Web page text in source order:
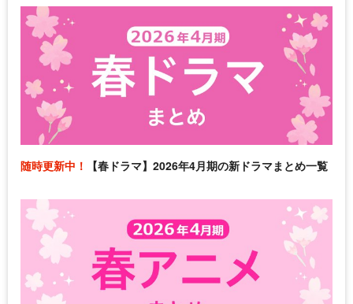
随時更新中！ 【春ドラマ】2026年4月期の新ドラマまとめ一覧